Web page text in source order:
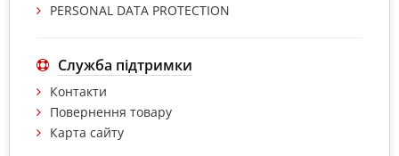
PERSONAL DATA PROTECTION
Служба підтримки
Контакти
Повернення товару
Карта сайту